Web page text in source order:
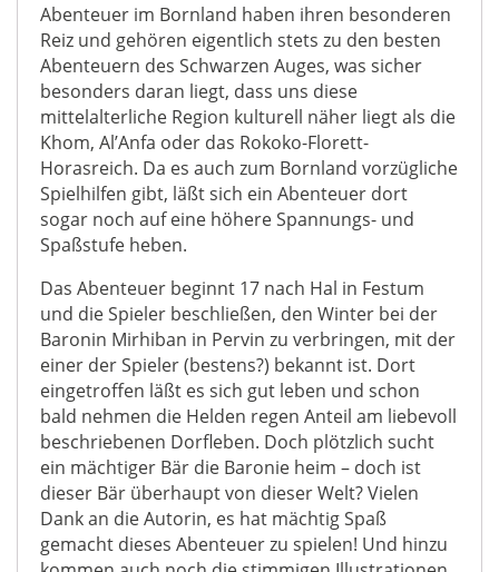
Abenteuer im Bornland haben ihren besonderen
Reiz und gehören eigentlich stets zu den besten
Abenteuern des Schwarzen Auges, was sicher
besonders daran liegt, dass uns diese
mittelalterliche Region kulturell näher liegt als die
Khom, Al’Anfa oder das Rokoko-Florett-
Horasreich. Da es auch zum Bornland vorzügliche
Spielhilfen gibt, läßt sich ein Abenteuer dort
sogar noch auf eine höhere Spannungs- und
Spaßstufe heben.
Das Abenteuer beginnt 17 nach Hal in Festum
und die Spieler beschließen, den Winter bei der
Baronin Mirhiban in Pervin zu verbringen, mit der
einer der Spieler (bestens?) bekannt ist. Dort
eingetroffen läßt es sich gut leben und schon
bald nehmen die Helden regen Anteil am liebevoll
beschriebenen Dorfleben. Doch plötzlich sucht
ein mächtiger Bär die Baronie heim – doch ist
dieser Bär überhaupt von dieser Welt? Vielen
Dank an die Autorin, es hat mächtig Spaß
gemacht dieses Abenteuer zu spielen! Und hinzu